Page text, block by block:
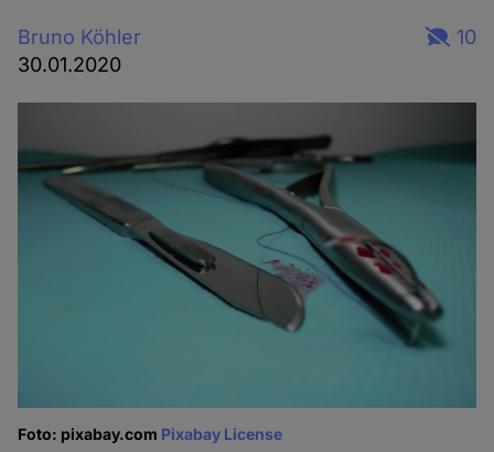
Bruno Köhler
30.01.2020
10
Foto: pixabay.com Pixabay License